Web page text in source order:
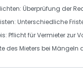
Überprüfung der
Unterschiedliche
Pflicht für Vermieter zur
des Mieters bei Mängeln